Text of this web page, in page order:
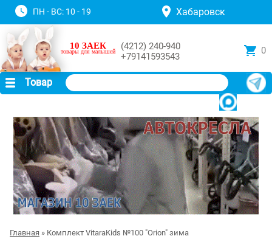
ПН - ВС: 10 - 19 Хабаровск
10 ЗАЕК
товары для малышей
(4212) 240-940
+79141593543
0
Товар
Главная » Комплект VitaraKids №100 "Orion" зима